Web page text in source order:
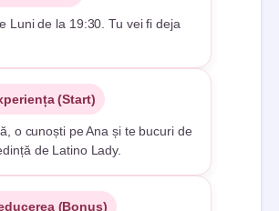
Luni de la 19:30. Tu vei fi deja
(Start)
o cunoști pe Ana și te bucuri de
de Latino Lady.
(Bonus)